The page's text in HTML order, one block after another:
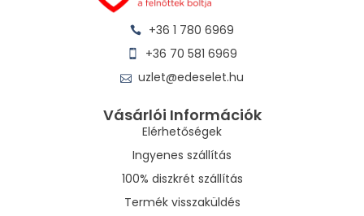
+36 1 780 6969
+36 70 581 6969
uzlet@edeselet.hu
Vásárlói Információk
Elérhetőségek
Ingyenes szállítás
100% diszkrét szállítás
Termék visszaküldés